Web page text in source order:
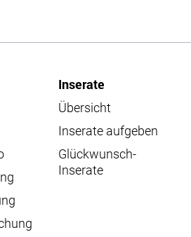
Inserate
Übersicht
Inserate aufgeben
Glückwunsch-
Inserate